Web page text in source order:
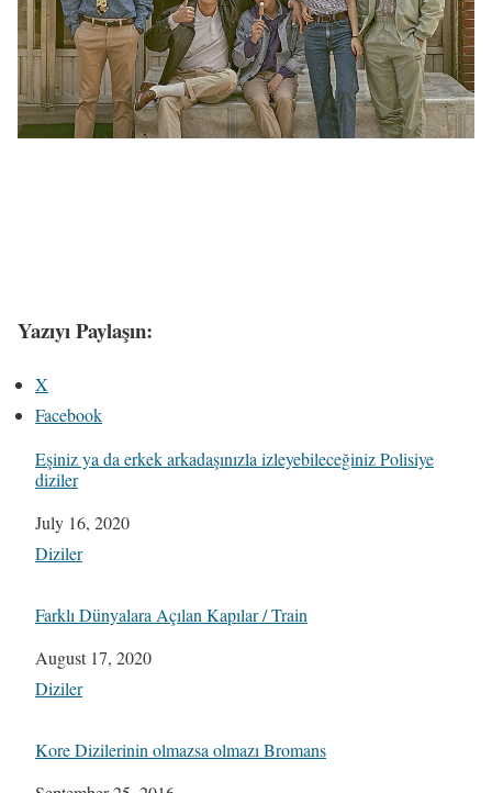
Yazıyı Paylaşın:
X
Facebook
Eşiniz ya da erkek arkadaşınızla izleyebileceğiniz Polisiye
diziler
Date
July 16, 2020
In relation to
Diziler
Farklı Dünyalara Açılan Kapılar / Train
Date
August 17, 2020
In relation to
Diziler
Kore Dizilerinin olmazsa olmazı Bromans